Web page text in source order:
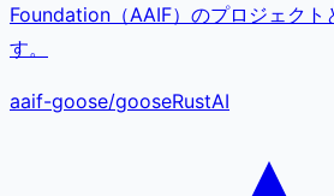
Foundation（AAIF）のプロジェクト
す。
aaif-goose/gooseRustAI